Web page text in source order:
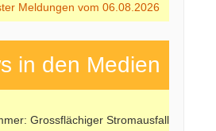
Meldungen vom 06.08.2026
in den Medien
Grossflächiger Stromausfall